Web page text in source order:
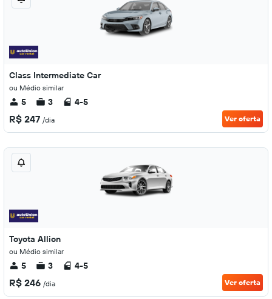
Class Intermediate Car
ou Médio similar
5 3 4-5
R$ 247 /dia Ver oferta
Toyota Allion
ou Médio similar
5 3 4-5
R$ 246 /dia Ver oferta